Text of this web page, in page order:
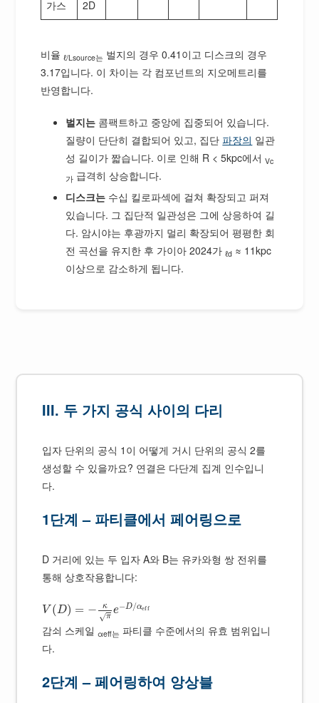
가스 2D
비율 ℓ/Lsource는 벌지의 경우 0.41이고 디스크의 경우
3.17입니다. 이 차이는 각 컴포넌트의 지오메트리를
반영합니다.
벌지는 콤팩트하고 중앙에 집중되어 있습니다.
질량이 단단히 결합되어 있고, 집단파장의 일관
성 길이가 짧습니다. 이로 인해 R < 5kpc에서Vc
가 급격히 상승합니다.
디스크는 수십 킬로파섹에 걸쳐 확장되고 퍼져
있습니다. 그 집단적 일관성은 그에 상응하여 길
다. 암시야는 후광까지 멀리 확장되어 평평한 회
전 곡선을 유지한 후 가이아 2024가 ℓd ≈ 11kpc
이상으로 감소하게 됩니다.
III. 두 가지 공식 사이의 다리
입자 단위의 공식 1이 어떻게 거시 단위의 공식 2를
생성할 수 있을까요? 연결은 다단계 집계 인수입니
다.
1단계 – 파티클에서 페어링으로
D 거리에 있는 두 입자 A와 B는 유카와형 쌍 전위를
통해 상호작용합니다:
V (D) = −
κ
π
√
e−D/αeff
감쇠 스케일αeff는 파티클 수준에서의 유효 범위입니
다.
2단계 – 페어링하여 앙상블